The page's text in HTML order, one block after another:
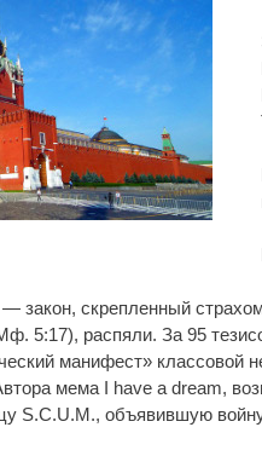
— закон, скрепленный
5:17), распяли. За 95
манифест» классовой
мема I have a dream,
S.C.U.M., объявившую